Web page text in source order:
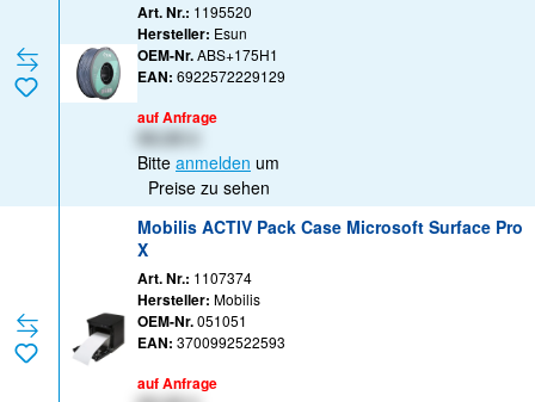
Art. Nr.: 1195520
Hersteller: Esun
OEM-Nr.ABS+175H1
EAN: 6922572229129
auf Anfrage
Bitte anmelden um
Preise zu sehen
Mobilis ACTIV Pack Case Microsoft Surface Pro
X
Art. Nr.: 1107374
Hersteller: Mobilis
OEM-Nr.051051
EAN: 3700992522593
auf Anfrage